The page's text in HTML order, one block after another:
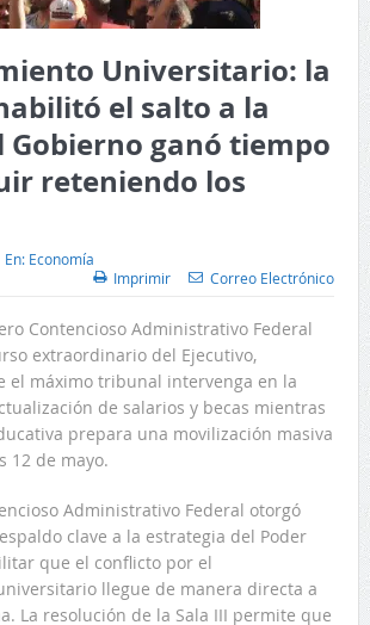
Universitario: la
el salto a la
Gobierno ganó tiempo
reteniendo los
En: Economía
Imprimir
Correo Electrónico
Contencioso Administrativo Federal
extraordinario del Ejecutivo,
el máximo tribunal intervenga en la
de salarios y becas mientras
prepara una movilización masiva
12 de mayo.
Administrativo Federal otorgó
clave a la estrategia del Poder
que el conflicto por el
llegue de manera directa a
La resolución de la Sala III permite que